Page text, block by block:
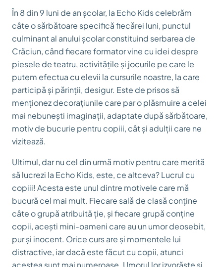
În 8 din 9 luni de an școlar, la Echo Kids celebrăm
câte o sărbătoare specifică fiecărei luni, punctul
culminant al anului școlar constituind serbarea de
Crăciun, când fiecare formator vine cu idei despre
piesele de teatru, activitățile și jocurile pe care le
putem efectua cu elevii la cursurile noastre, la care
participă și părinții, desigur. Este de prisos să
menționez decorațiunile care par o plăsmuire a celei
mai nebunești imaginații, adaptate după sărbătoare,
motiv de bucurie pentru copiii, cât și adulții care ne
vizitează.
Ultimul, dar nu cel din urmă motiv pentru care merită
să lucrezi la Echo Kids, este, ce altceva? Lucrul cu
copiii! Acesta este unul dintre motivele care mă
bucură cel mai mult. Fiecare sală de clasă conține
câte o grupă atribuită ție, și fiecare grupă conține
copii, acești mini-oameni care au un umor deosebit,
pur și inocent. Orice curs are și momentele lui
distractive, iar dacă este făcut cu copii, atunci
acestea sunt mai numeroase. Umorul lor izvorăște și